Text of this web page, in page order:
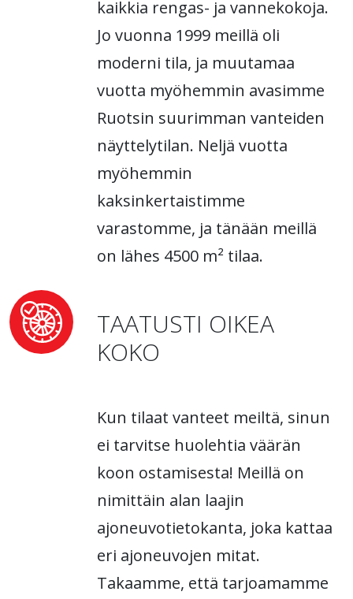
kaikkia rengas- ja vannekokoja.
Jo vuonna 1999 meillä oli
moderni tila, ja muutamaa
vuotta myöhemmin avasimme
Ruotsin suurimman vanteiden
näyttelytilan. Neljä vuotta
myöhemmin
kaksinkertaistimme
varastomme, ja tänään meillä
on lähes 4500 m² tilaa.
TAATUSTI OIKEA
KOKO
Kun tilaat vanteet meiltä, sinun
ei tarvitse huolehtia väärän
koon ostamisesta! Meillä on
nimittäin alan laajin
ajoneuvotietokanta, joka kattaa
eri ajoneuvojen mitat.
Takaamme, että tarjoamamme